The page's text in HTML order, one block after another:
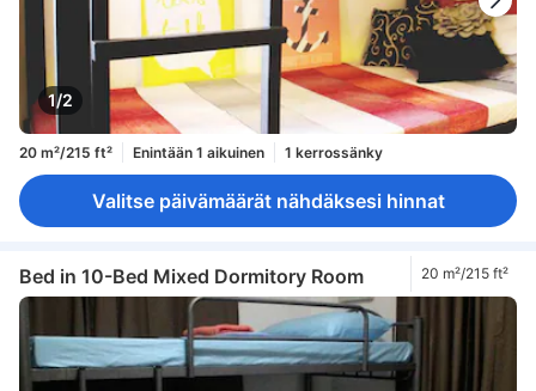
1/2
20 m²/215 ft² Enintään 1 aikuinen 1 kerrossänky
Valitse päivämäärät nähdäksesi hinnat
Bed in 10-Bed Mixed Dormitory Room 20 m²/215 ft²